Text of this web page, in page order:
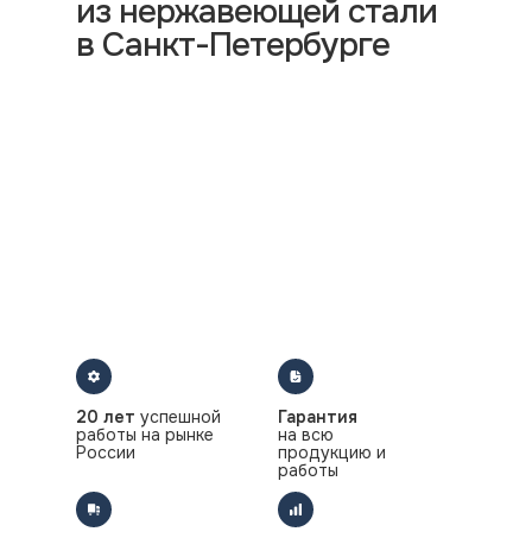
из нержавеющей стали
в Санкт-Петербурге
20 лет успешной
работы на рынке
России
Гарантия
на всю
продукцию и
работы